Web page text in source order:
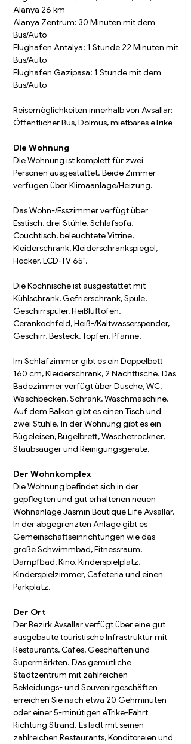
Alanya 26 km
Alanya Zentrum: 30 Minuten mit dem
Bus/Auto
Flughafen Antalya: 1 Stunde 22 Minuten mit
Bus/Auto
Flughafen Gazipasa: 1 Stunde mit dem
Bus/Auto
Reisemöglichkeiten innerhalb von Avsallar:
Öffentlicher Bus, Dolmus, mietbares eTrike
Die Wohnung
Die Wohnung ist komplett für zwei
Personen ausgestattet. Beide Zimmer
verfügen über Klimaanlage/Heizung.
Das Wohn-/Esszimmer verfügt über
Esstisch, drei Stühle, Schlafsofa,
Couchtisch, beleuchtete Vitrine,
Kleiderschrank, Kleiderschrankspiegel,
Hocker, LCD-TV 65".
Die Kochnische ist ausgestattet mit
Kühlschrank, Gefrierschrank, Spüle,
Geschirrspüler, Heißluftofen,
Cerankochfeld, Heiß-/Kaltwasserspender,
Geschirr, Besteck, Töpfen, Pfanne.
Im Schlafzimmer gibt es ein Doppelbett
160 cm, Kleiderschrank, 2 Nachttische. Das
Badezimmer verfügt über Dusche, WC,
Waschbecken, Schrank, Waschmaschine.
Auf dem Balkon gibt es einen Tisch und
zwei Stühle. In der Wohnung gibt es ein
Bügeleisen, Bügelbrett, Wäschetrockner,
Staubsauger und Reinigungsgeräte.
Der Wohnkomplex
Die Wohnung befindet sich in der
gepflegten und gut erhaltenen neuen
Wohnanlage Jasmin Boutique Life Avsallar.
In der abgegrenzten Anlage gibt es
Gemeinschaftseinrichtungen wie das
große Schwimmbad, Fitnessraum,
Dampfbad, Kino, Kinderspielplatz,
Kinderspielzimmer, Cafeteria und einen
Parkplatz.
Der Ort
Der Bezirk Avsallar verfügt über eine gut
ausgebaute touristische Infrastruktur mit
Restaurants, Cafés, Geschäften und
Supermärkten. Das gemütliche
Stadtzentrum mit zahlreichen
Bekleidungs- und Souvenirgeschäften
erreichen Sie nach etwa 20 Gehminuten
oder einer 5-minütigen eTrike-Fahrt
Richtung Strand. Es lädt mit seinen
zahlreichen Restaurants, Konditoreien und